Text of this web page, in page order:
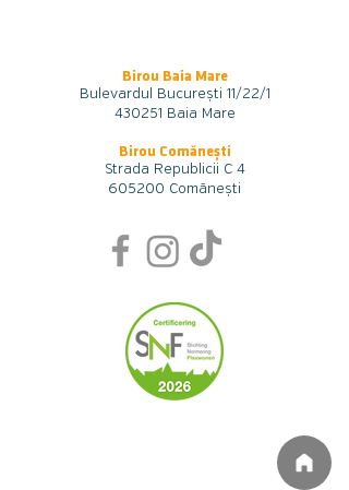
Birou Baia Mare
Bulevardul București 11/22/1
430251 Baia Mare
Birou Comănești
Strada Republicii C 4
605200 Comănești